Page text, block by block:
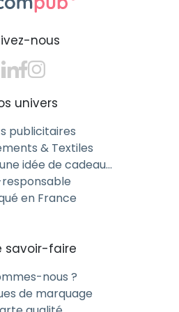
pour des
échelle
pour vos campagnes
qualité suisse et
même avec un budget
et
premium personnalisé.
durables et
nous
univers
publicitaires
& Textiles
idée de cadeau…
en France
savoir-faire
nous ?
de marquage